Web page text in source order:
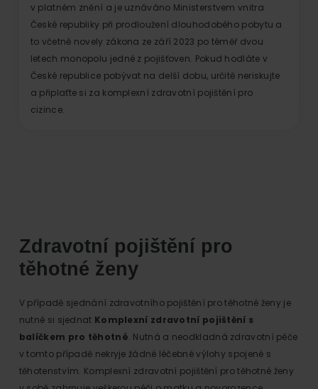
v platném znění a je uznáváno Ministerstvem vnitra
České republiky při prodloužení dlouhodobého pobytu a
to včetně novely zákona ze září 2023 po téměř dvou
letech monopolu jedné z pojišťoven. Pokud hodláte v
České republice pobývat na delší dobu, určitě neriskujte
a připlaťte si za komplexní zdravotní pojištění pro
cizince.
Zdravotní pojištění pro
těhotné ženy
V případě sjednání zdravotního pojištění pro těhotné ženy je
nutné si sjednat Komplexní zdravotní pojištění s
balíčkem pro těhotné. Nutná a neodkladná zdravotní péče
v tomto případě nekryje žádné léčebné výlohy spojené s
těhotenstvím. Komplexní zdravotní pojištění pro těhotné ženy